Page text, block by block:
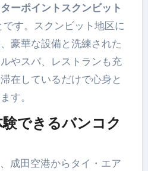
ーポイントスクンビット
です。スクンビット地区に
豪華な設備と洗練された
やスパ、レストランも充
在しているだけで心身と
す。
できるバンコク
成田空港からタイ・エア